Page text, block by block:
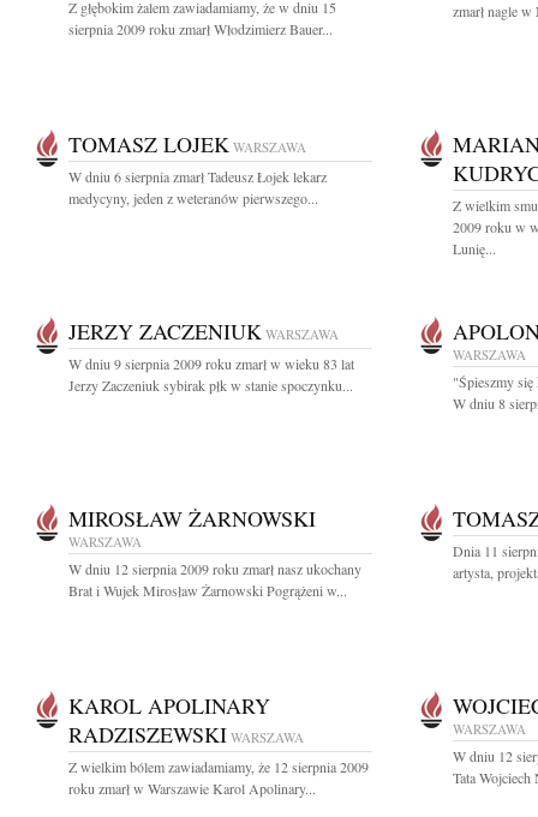
Z głębokim żalem zawiadamiamy, że w dniu 15
sierpnia 2009 roku zmarł Włodzimierz Bauer...
zmarł nagle
TOMASZ LOJEK WARSZAWA
W dniu 6 sierpnia zmarł Tadeusz Łojek lekarz
medycyny, jeden z weteranów pierwszego...
Z wielkim
2009 roku w
Lunię...
JERZY ZACZENIUK WARSZAWA
W dniu 9 sierpnia 2009 roku zmarł w wieku 83 lat
Jerzy Zaczeniuk sybirak płk w stanie spoczynku...
WARSZAWA
"Śpieszmy
W dniu 8
MIROSŁAW ŻARNOWSKI
WARSZAWA
W dniu 12 sierpnia 2009 roku zmarł nasz ukochany
Brat i Wujek Mirosław Żarnowski Pogrążeni w...
Dnia 11
artysta,
KAROL APOLINARY
RADZISZEWSKI WARSZAWA
Z wielkim bólem zawiadamiamy, że 12 sierpnia 2009
roku zmarł w Warszawie Karol Apolinary...
WARSZAWA
W dniu 12
Tata